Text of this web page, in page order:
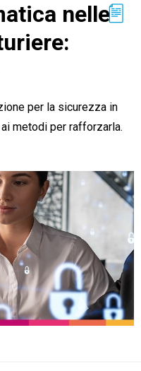
nelle
per la sicurezza in
metodi per rafforzarla.